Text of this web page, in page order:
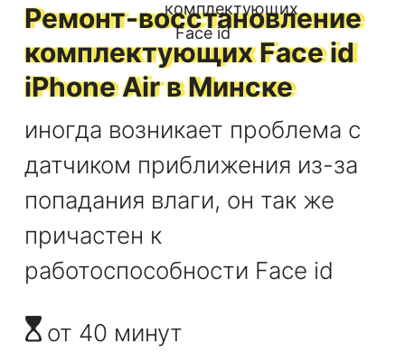
Ремонт-восстановление
комплектующих Face id
iPhone Airв Минске
иногда возникает проблема с
датчиком приближения из-за
попадания влаги, он так же
причастен к
работоспособности Face id
от 40 минут